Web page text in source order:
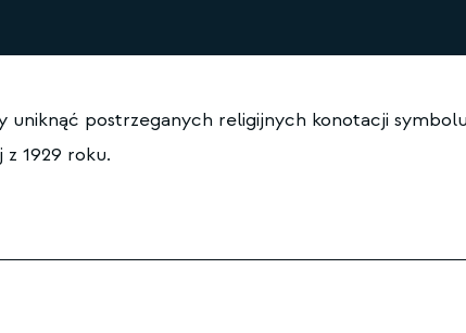
uniknąć postrzeganych religijnych konotacji
z 1929 roku.